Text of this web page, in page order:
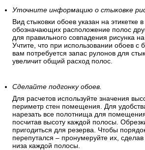
Уточните информацию о стыковке
Вид стыковки обоев указан на этикетке
обозначающих расположение полос
для правильного совпадения рисунка
Учтите, что при использовании обоев с
вам потребуется запас рулонов для
увеличит общий расход полос.
Сделайте подгонку обоев.
Для расчетов используйте значения
периметр стен помещения. Для
нарезать все полотнища для
посчитав высоту каждой полосы.
пригодиться для резерва. Чтобы
перепутался – пронумеруйте их,
низа каждой полосы.